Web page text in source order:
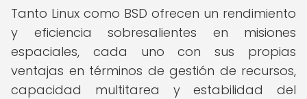
Tanto Linux como BSD ofrecen un rendimiento
y eficiencia sobresalientes en misiones
espaciales, cada uno con sus propias
ventajas en términos de gestión de recursos,
capacidad multitarea y estabilidad del